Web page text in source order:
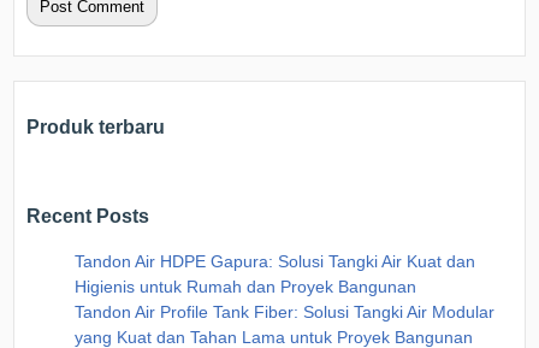
Produk terbaru
Recent Posts
Tandon Air HDPE Gapura: Solusi Tangki Air Kuat dan
Higienis untuk Rumah dan Proyek Bangunan
Tandon Air Profile Tank Fiber: Solusi Tangki Air Modular
yang Kuat dan Tahan Lama untuk Proyek Bangunan